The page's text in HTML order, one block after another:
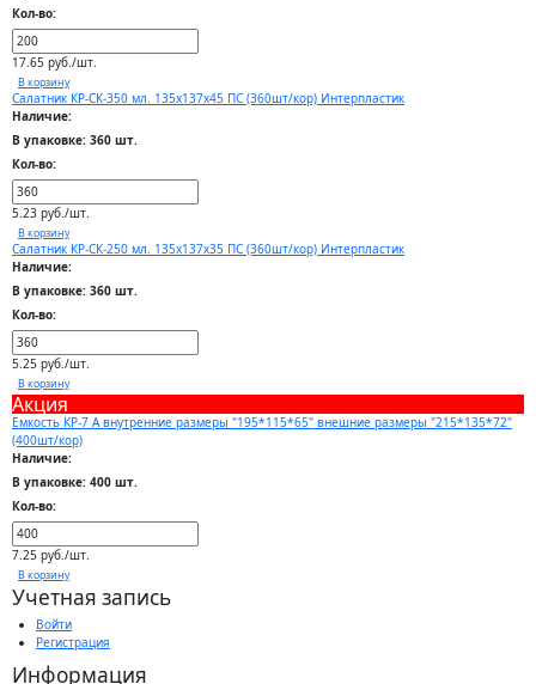
Кол-во:
17.65 руб./шт.
В корзину
Салатник КР-СК-350 мл. 135х137х45 ПС (360шт/кор) Интерпластик
Наличие:
В упаковке: 360 шт.
Кол-во:
5.23 руб./шт.
В корзину
Салатник КР-СК-250 мл. 135х137х35 ПС (360шт/кор) Интерпластик
Наличие:
В упаковке: 360 шт.
Кол-во:
5.25 руб./шт.
В корзину
Акция
Емкость КР-7 А внутренние размеры "195*115*65" внешние размеры "215*135*72"
(400шт/кор)
Наличие:
В упаковке: 400 шт.
Кол-во:
7.25 руб./шт.
В корзину
Учетная запись
Войти
Регистрация
Информация